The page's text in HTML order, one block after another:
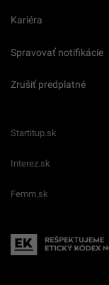
Kariéra
Spravovať notifikácie
Zrušiť predplatné
Startitup.sk
Interez.sk
Femm.sk